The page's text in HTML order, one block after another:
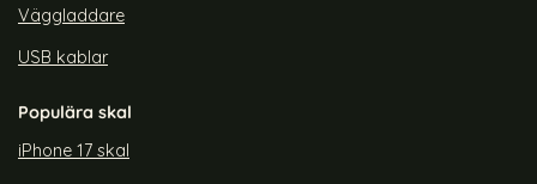
Väggladdare
USB kablar
Populära skal
iPhone 17 skal